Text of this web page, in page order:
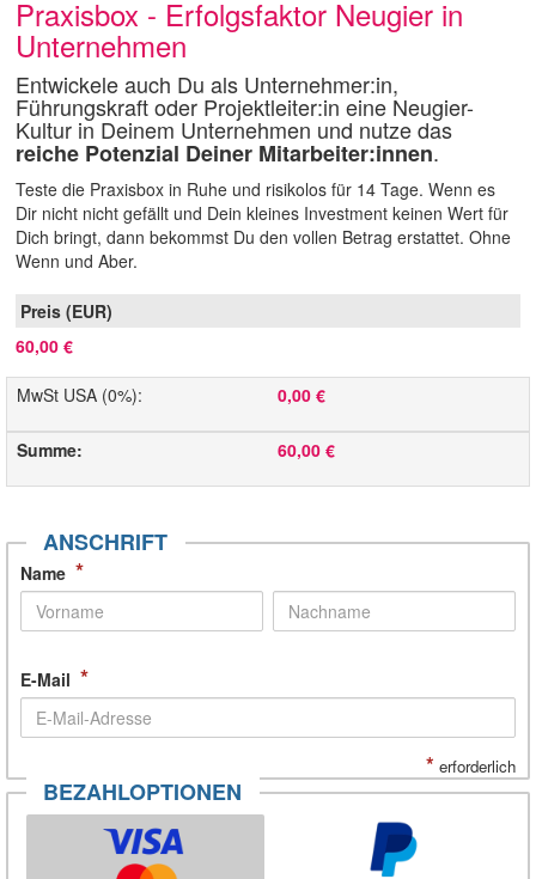
Praxisbox - Erfolgsfaktor Neugier in
Unternehmen
Entwickele auch Du als Unternehmer:in,
Führungskraft oder Projektleiter:in eine Neugier-
Kultur in Deinem Unternehmen und nutze das
reiche Potenzial Deiner Mitarbeiter:innen.
Teste die Praxisbox in Ruhe und risikolos für 14 Tage. Wenn es
Dir nicht nicht gefällt und Dein kleines Investment keinen Wert für
Dich bringt, dann bekommst Du den vollen Betrag erstattet. Ohne
Wenn und Aber.
60,00 €
MwSt USA (0%): 0,00 €
Summe: 60,00 €
ANSCHRIFT
Name *
E-Mail *
* erforderlich
BEZAHLOPTIONEN